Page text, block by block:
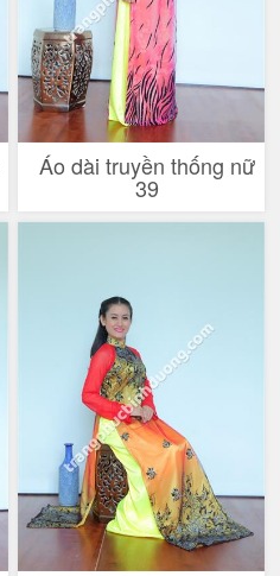
Áo dài truyền thống nữ
39